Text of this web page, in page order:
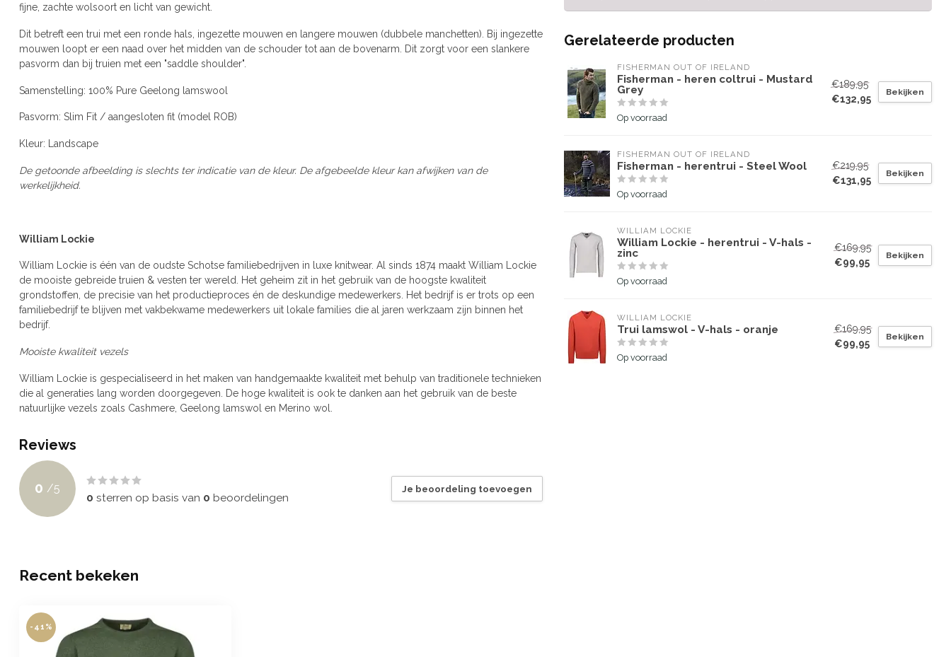
fijne, zachte wolsoort en licht van gewicht.
Dit betreft een trui met een ronde hals, ingezette mouwen en langere mouwen (dubbele manchetten). Bij ingezette
mouwen loopt er een naad over het midden van de schouder tot aan de bovenarm. Dit zorgt voor een slankere
pasvorm dan bij truien met een "saddle shoulder".
Samenstelling: 100% Pure Geelong lamswool
Pasvorm: Slim Fit / aangesloten fit (model ROB)
Kleur: Landscape
De getoonde afbeelding is slechts ter indicatie van de kleur. De afgebeelde kleur kan afwijken van de
werkelijkheid.
William Lockie
William Lockie is één van de oudste Schotse familiebedrijven in luxe knitwear. Al sinds 1874 maakt William Lockie
de mooiste gebreide truien & vesten ter wereld. Het geheim zit in het gebruik van de hoogste kwaliteit
grondstoffen, de precisie van het productieproces én de deskundige medewerkers. Het bedrijf is er trots op een
familiebedrijf te blijven met vakbekwame medewerkers uit lokale families die al jaren werkzaam zijn binnen het
bedrijf.
Mooiste kwaliteit vezels
William Lockie is gespecialiseerd in het maken van handgemaakte kwaliteit met behulp van traditionele technieken
die al generaties lang worden doorgegeven. De hoge kwaliteit is ook te danken aan het gebruik van de beste
natuurlijke vezels zoals Cashmere, Geelong lamswol en Merino wol.
Reviews
0 /5
0 sterren op basis van 0 beoordelingen
Je beoordeling toevoegen
Gerelateerde producten
FISHERMAN OUT OF IRELAND
Fisherman - heren coltrui - Mustard
Grey
Op voorraad
€189,95
€132,95
Bekijken
FISHERMAN OUT OF IRELAND
Fisherman - herentrui - Steel Wool
Op voorraad
€219,95
€131,95
Bekijken
WILLIAM LOCKIE
William Lockie - herentrui - V-hals -
zinc
Op voorraad
€169,95
€99,95
Bekijken
WILLIAM LOCKIE
Trui lamswol - V-hals - oranje
Op voorraad
€169,95
€99,95
Bekijken
Recent bekeken
-41%